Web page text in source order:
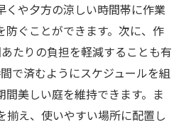
くや夕方の涼しい時間帯に作業
防ぐことができます。次に、作
たりの負担を軽減することも有
で済むようにスケジュールを組
間美しい庭を維持できます。ま
揃え、使いやすい場所に配置し